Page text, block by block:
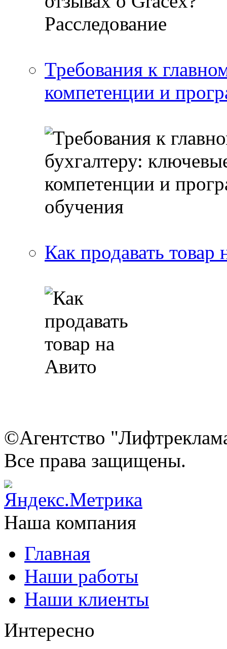
Требования к
компетенции и
Как продавать товар
©Агентство
Все права защищены.
Наша компания
Главная
Наши работы
Наши клиенты
Интересно